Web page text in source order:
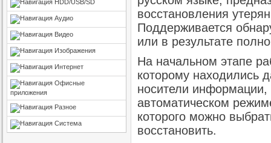
HDD/USB/SD
Аудио
Видео
Изображения
Интернет
Офисные
приложения
Разное
Система
восстановления
Поддерживается
или в результате
На начальном этапе
которому находились
носители информации,
автоматическом
которого можно
восстановить.